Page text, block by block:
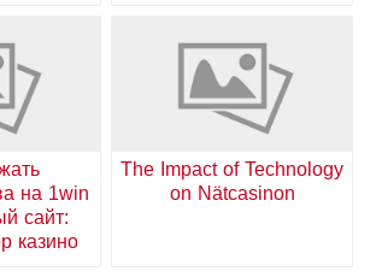
The Impact of Technology
on Nätcasinon
на 1win
сайт:
казино